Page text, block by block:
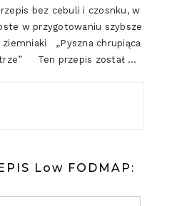
bez cebuli i czosnku, w
w przygotowaniu szybsze
„Pyszna chrupiąca
Ten przepis został …
Low FODMAP: